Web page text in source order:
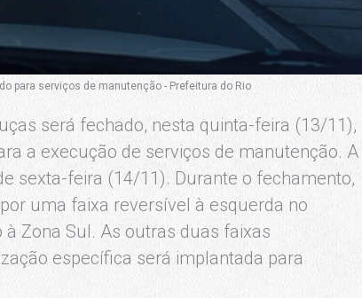
para serviços de manutenção - Prefeitura do Rio
será fechado, nesta quinta-feira (13/11),
a execução de serviços de manutenção. A
sexta-feira (14/11). Durante o fechamento,
uma faixa reversível à esquerda no
Zona Sul. As outras duas faixas
específica será implantada para